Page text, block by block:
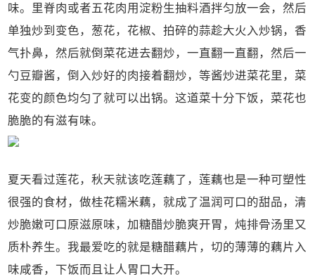
味。里脊肉或者五花肉用淀粉生抽料酒拌匀放一会，然后
单独炒到变色，葱花，花椒、拍碎的蒜趁大火入炒锅，香
气扑鼻，然后就倒菜花进去翻炒，一直翻一直翻，然后一
勺豆瓣酱，倒入炒好的肉接着翻炒，等酱炒进菜花里，菜
花变的颜色均匀了就可以出锅。这道菜十分下饭，菜花也
脆脆的有滋有味。
夏天看过莲花，秋天就该吃莲藕了，莲藕也是一种可塑性
很强的食材，做桂花糯米藕，就成了温润可口的甜品，清
炒脆嫩可口原滋原味，加糖醋炒脆爽开胃，炖排骨汤里又
质朴养生。我最爱吃的就是糖醋藕片，切的薄薄的藕片入
味咸香，下饭而且让人胃口大开。